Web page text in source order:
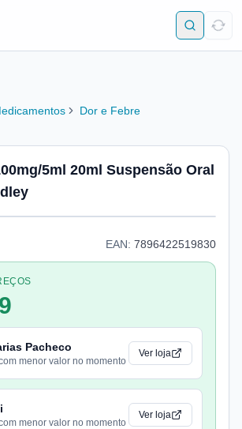
Dor e Febre
5ml 20ml Suspensão Oral
EAN: 7896422519830
Pacheco
menor valor no momento
Ver loja
menor valor no momento
Ver loja